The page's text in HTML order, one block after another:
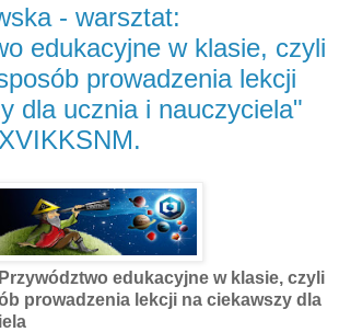
- warsztat:
edukacyjne w klasie, czyli
prowadzenia lekcji
dla ucznia i nauczyciela"
Przywództwo edukacyjne w klasie, czyli
prowadzenia lekcji na ciekawszy dla